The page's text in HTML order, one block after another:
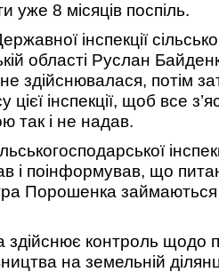
уже 8 місяців поспіль.
інспекції
області ​Руслан
здійснювалася, потім
інспекції, щоб все
так і не надав.
і поінформував, що
Порошенка займаються
здійснює контроль щодо
на земельній